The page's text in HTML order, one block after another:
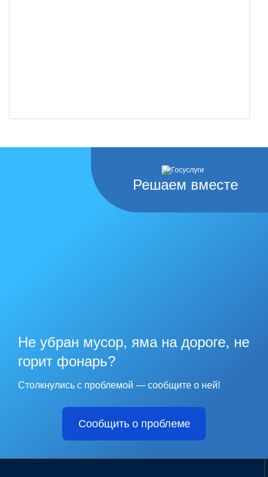
Решаем вместе
Не убран мусор, яма на дороге, не
горит фонарь?
Столкнулись с проблемой — сообщите о ней!
Сообщить о проблеме